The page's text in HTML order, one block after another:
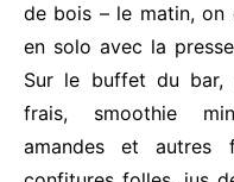
de bois – le matin, on
en solo avec la
Sur le buffet du bar,
frais, smoothie
amandes et autres